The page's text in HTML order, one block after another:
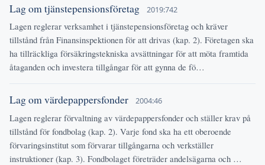
Lag om tjänstepensionsföretag 2019:742
Lagen reglerar verksamhet i tjänstepensionsföretag och kräver
tillstånd från Finansinspektionen för att drivas (kap. 2). Företagen ska
ha tillräckliga försäkringstekniska avsättningar för att möta framtida
åtaganden och investera tillgångar för att gynna de fö…
Lag om värdepappersfonder 2004:46
Lagen reglerar förvaltning av värdepappersfonder och ställer krav på
tillstånd för fondbolag (kap. 2). Varje fond ska ha ett oberoende
förvaringsinstitut som förvarar tillgångarna och verkställer
instruktioner (kap. 3). Fondbolaget företräder andelsägarna och …